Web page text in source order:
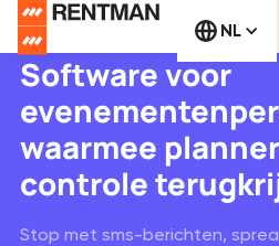
NL
Evenementen
Software voor
waarmee
controle
Stop met sms-berichten,